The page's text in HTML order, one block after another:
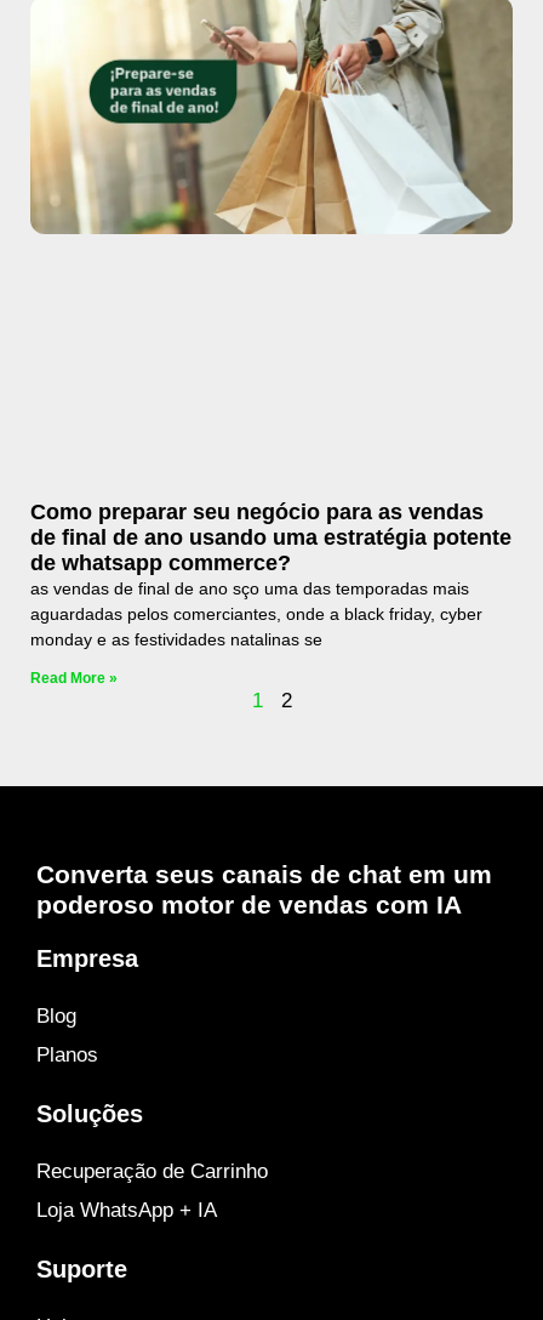
Como preparar seu negócio para as vendas
de final de ano usando uma estratégia potente
de whatsapp commerce?
as vendas de final de ano sço uma das temporadas mais
aguardadas pelos comerciantes, onde a black friday, cyber
monday e as festividades natalinas se
Read More »
1 2
Converta seus canais de chat em um
poderoso motor de vendas com IA
Empresa
Blog
Planos
Soluções
Recuperação de Carrinho
Loja WhatsApp + IA
Suporte